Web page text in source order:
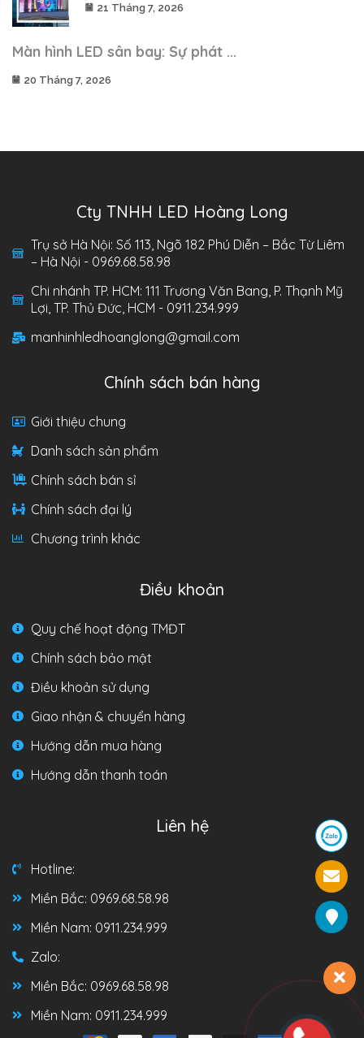
21 Tháng 7, 2026
Màn hình LED sân bay: Sự phát ...
20 Tháng 7, 2026
Cty TNHH LED Hoàng Long
Trụ sở Hà Nội: Số 113, Ngõ 182 Phú Diễn – Bắc Từ Liêm
– Hà Nội - 0969.68.58.98
Chi nhánh TP. HCM: 111 Trương Văn Bang, P. Thạnh Mỹ
Lợi, TP. Thủ Đức, HCM - 0911.234.999
manhinhledhoanglong@gmail.com
Chính sách bán hàng
Giới thiệu chung
Danh sách sản phẩm
Chính sách bán sỉ
Chính sách đại lý
Chương trình khác
Điều khoản
Quy chế hoạt động TMĐT
Chính sách bảo mật
Điều khoản sử dụng
Giao nhận & chuyển hàng
Hướng dẫn mua hàng
Hướng dẫn thanh toán
Liên hệ
Hotline:
Miền Bắc: 0969.68.58.98
Miền Nam: 0911.234.999
Zalo:
Miền Bắc: 0969.68.58.98
Miền Nam: 0911.234.999